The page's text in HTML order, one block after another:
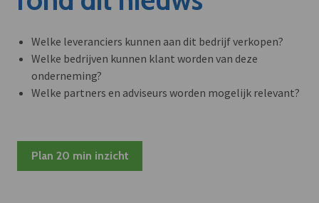
Welke leveranciers kunnen aan dit bedrijf verkopen?
Welke bedrijven kunnen klant worden van deze
onderneming?
Welke partners en adviseurs worden mogelijk relevant?
Plan 20 min inzicht